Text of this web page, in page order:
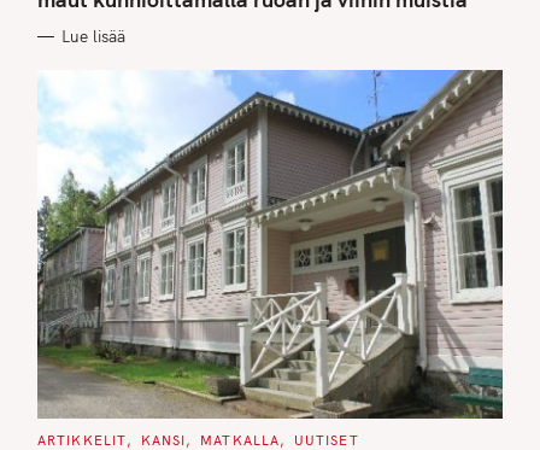
O
I
Lue lisää
C
ARTIKKELIT KANSI MATKALLA UUTISET